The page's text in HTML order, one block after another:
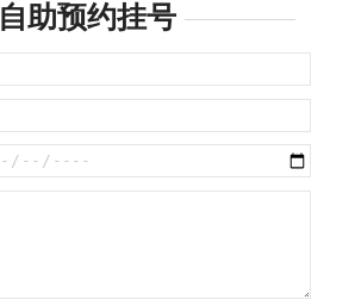
自助预约挂号